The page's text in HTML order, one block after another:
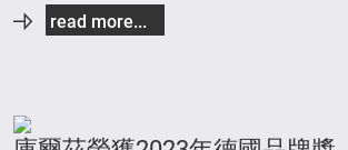
read more...